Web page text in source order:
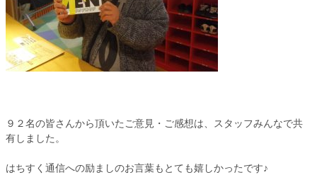
９２名の皆さんから頂いたご意見・ご感想は、スタッフみんなで共
有しました。
はちすく通信への励ましのお言葉もとても嬉しかったです♪